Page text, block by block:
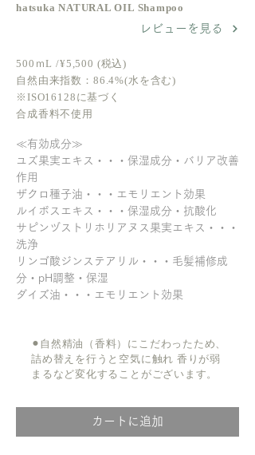
hatsuka NATURAL OIL Shampoo
レビューを見る
500ｍL /¥5,500 (税込)
自然由来指数：86.4%(水を含む)
※ISO16128に基づく
合成香料不使用
≪有効成分≫
ユズ果実エキス・・・保湿成分・バリア改善
作用
ザクロ種子油・・・エモリエント効果
ルイボスエキス・・・保湿成分・抗酸化
サピンヅストリホリアヌス果実エキス・・・
洗浄
リンゴ酸ジンステアリル・・・毛髪補修成
分・pH調整・保湿
ダイズ油・・・エモリエント効果
​⚫︎ 自然精油（香料）にこだわったため、
詰め替えを行うと空気に触れ 香りが弱
まるなど変化することがございます。
カートに追加